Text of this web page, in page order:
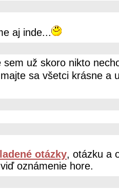
aj inde...
sem už skoro nikto
majte sa všetci krásne a
otázky, otázku a
oznámenie hore.